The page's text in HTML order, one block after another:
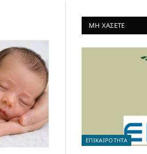
ΜΗ ΧΑΣΕΤΕ
ΕΠΙΚΑΙΡΟΤΗΤΑ